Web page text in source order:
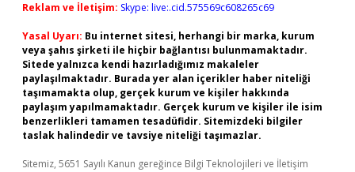
Reklam ve İletişim: Skype: live:.cid.575569c608265c69
Yasal Uyarı: Bu internet sitesi, herhangi bir marka, kurum
veya şahıs şirketi ile hiçbir bağlantısı bulunmamaktadır.
Sitede yalnızca kendi hazırladığımız makaleler
paylaşılmaktadır. Burada yer alan içerikler haber niteliği
taşımamakta olup, gerçek kurum ve kişiler hakkında
paylaşım yapılmamaktadır. Gerçek kurum ve kişiler ile isim
benzerlikleri tamamen tesadüfidir. Sitemizdeki bilgiler
taslak halindedir ve tavsiye niteliği taşımazlar.
Sitemiz, 5651 Sayılı Kanun gereğince Bilgi Teknolojileri ve İletişim